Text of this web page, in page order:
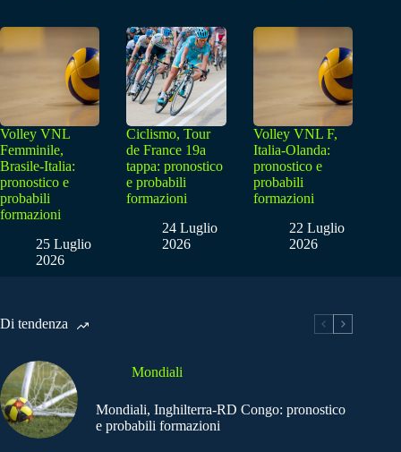
Volley VNL
Femminile,
Brasile-Italia:
pronostico e
probabili
formazioni
25 Luglio
2026
Ciclismo, Tour
de France 19a
tappa: pronostico
e probabili
formazioni
24 Luglio
2026
Volley VNL F,
Italia-Olanda:
pronostico e
probabili
formazioni
22 Luglio
2026
Di tendenza
Mondiali
Mondiali, Inghilterra-RD Congo: pronostico
e probabili formazioni